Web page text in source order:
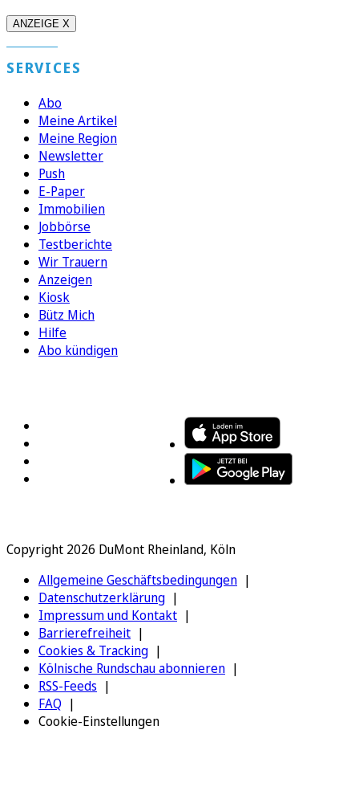
ANZEIGE X
SERVICES
Abo
Meine Artikel
Meine Region
Newsletter
Push
E-Paper
Immobilien
Jobbörse
Testberichte
Wir Trauern
Anzeigen
Kiosk
Bütz Mich
Hilfe
Abo kündigen
Copyright 2026 DuMont Rheinland, Köln
Allgemeine Geschäftsbedingungen
Datenschutzerklärung
Impressum und Kontakt
Barrierefreiheit
Cookies & Tracking
Kölnische Rundschau abonnieren
RSS-Feeds
FAQ
Cookie-Einstellungen